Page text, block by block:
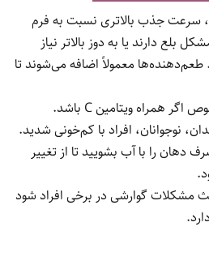
یا ژلاتینی هستند که آزاد شدن
این ویژگی، عوارض گوارشی را کاهش
داده و تحمل مصرف را بالا می‌برد. برخی برندها آهن را با ویتامین C یا
هم جذب بهتر شود و هم اثرگذاری
قرص‌های معمولی به دلیل وجود
که با قرص معمولی مشکل گوارشی
یا بلافاصله بعد از غذا مصرف کرد.
به قرص ساده و نیاز به نگهداری در